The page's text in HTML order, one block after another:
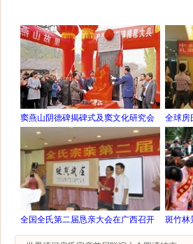
窦燕山阴德碑揭碑式及窦文化研究会 全球房
全国全氏第二届恳亲大会在广西召开 斑竹林